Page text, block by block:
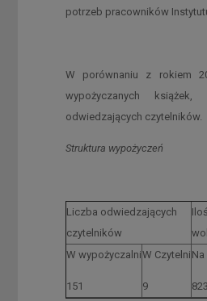
potrzeb pracowników
W porównaniu z rokiem
wypożyczanych
odwiedzających czytelników.
Struktura wypożyczeń
Liczba odwiedzających
czytelników
W wypożyczalni
151
W Czytelni
9 823